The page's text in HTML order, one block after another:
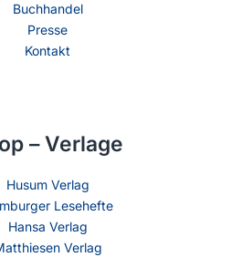
Buchhandel
Presse
Kontakt
– Verlage
Husum Verlag
Lesehefte
Hansa Verlag
Verlag